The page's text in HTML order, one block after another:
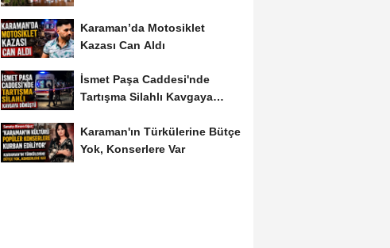
Karaman’da Motosiklet
Kazası Can Aldı
İsmet Paşa Caddesi'nde
Tartışma Silahlı Kavgaya
Karaman'ın Türkülerine Bütçe
Yok, Konserlere Var